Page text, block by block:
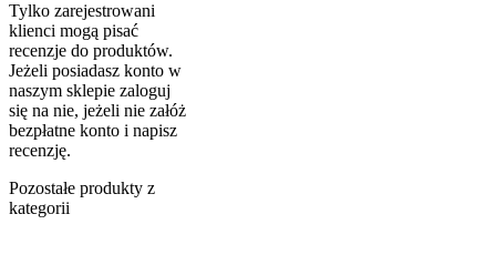
Tylko zarejestrowani
klienci mogą pisać
recenzje do produktów.
Jeżeli posiadasz konto w
naszym sklepie zaloguj
się na nie, jeżeli nie załóż
bezpłatne konto i napisz
recenzję.
Pozostałe produkty z
kategorii